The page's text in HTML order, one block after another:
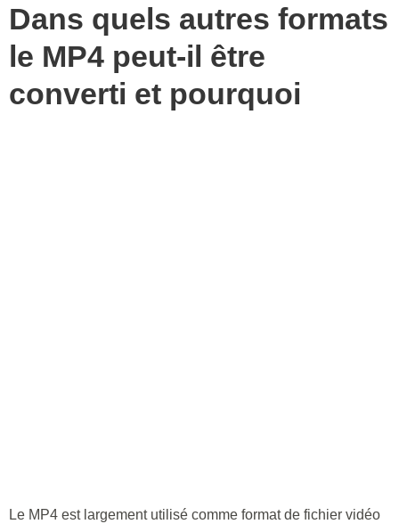
Dans quels autres formats
le MP4 peut-il être
converti et pourquoi
Le MP4 est largement utilisé comme format de fichier vidéo